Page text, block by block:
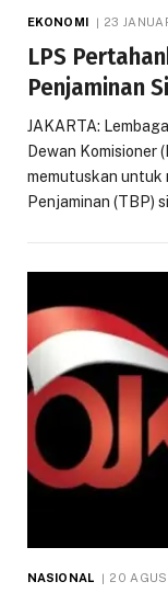
EKONOMI 23
LPS
Penjaminan
JAKARTA:
Dewan Komisioner
memutuskan untuk
Penjaminan (TBP)
NASIONAL 20